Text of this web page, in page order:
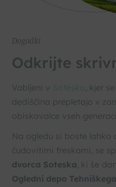
Dogodki
Odkrijte
Vabljeni v Sotesko, kjer
dediščina prepletajo v
obiskovalce vseh
Na ogledu si boste lahko
čudovitimi freskami, se
dvorca Soteska, ki še
Ogledni depo